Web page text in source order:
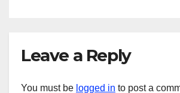
Leave a Reply
You must be logged in to post a